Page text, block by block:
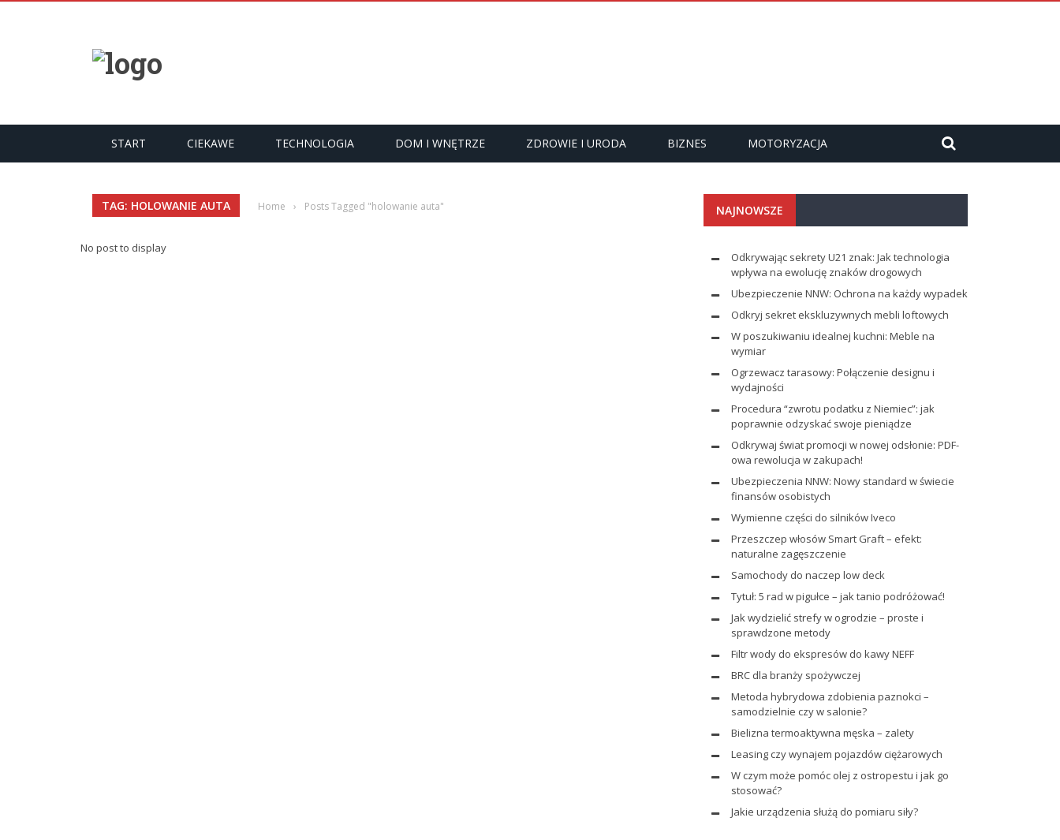
START CIEKAWE TECHNOLOGIA DOM I WNĘTRZE ZDROWIE I URODA BIZNES MOTORYZACJA
TAG: HOLOWANIE AUTA Home › Posts Tagged "holowanie auta"
No post to display
NAJNOWSZE
Odkrywając sekrety U21 znak: Jak technologia
wpływa na ewolucję znaków drogowych
Ubezpieczenie NNW: Ochrona na każdy wypadek
Odkryj sekret ekskluzywnych mebli loftowych
W poszukiwaniu idealnej kuchni: Meble na
wymiar
Ogrzewacz tarasowy: Połączenie designu i
wydajności
Procedura “zwrotu podatku z Niemiec”: jak
poprawnie odzyskać swoje pieniądze
Odkrywaj świat promocji w nowej odsłonie: PDF-
owa rewolucja w zakupach!
Ubezpieczenia NNW: Nowy standard w świecie
finansów osobistych
Wymienne części do silników Iveco
Przeszczep włosów Smart Graft – efekt:
naturalne zagęszczenie
Samochody do naczep low deck
Tytuł: 5 rad w pigułce – jak tanio podróżować!
Jak wydzielić strefy w ogrodzie – proste i
sprawdzone metody
Filtr wody do ekspresów do kawy NEFF
BRC dla branży spożywczej
Metoda hybrydowa zdobienia paznokci –
samodzielnie czy w salonie?
Bielizna termoaktywna męska – zalety
Leasing czy wynajem pojazdów ciężarowych
W czym może pomóc olej z ostropestu i jak go
stosować?
Jakie urządzenia służą do pomiaru siły?